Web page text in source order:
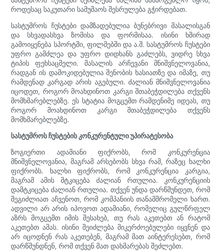
როდესაც საკუთარი სამუშაოს შესრულება გჭირდებათ.
სასტუმროს ჩუსტები დამზადებულია ბუნებრივი მასალისგან
და სხვადასხვა ზომისა და ფორმისაა. ისინი ხშირად
გამოიყენება სპორტში, ფილმებში და ა.შ. სასტუმროს ჩუსტები
უფრო გამძლეა და უფრო დიდხანს გაძლებს, ვიდრე სხვა
ტიპის ფეხსაცმელი. მასალის არჩევანი მნიშვნელოვანია,
რადგან ის დამოკიდებულია შენობის ხასიათზე და იმაზე, თუ
რამდენად კარგად არის აგებული. ძალიან მნიშვნელოვანია
იცოდეთ, როგორ მოახდინოთ კარგი შთაბეჭდილება თქვენს
მომხმარებლებზე. ეს სტატია მოგცემთ რამდენიმე იდეას, თუ
როგორ მოახდინოთ კარგი შთაბეჭდილება თქვენს
მომხმარებლებზე.
სასტუმროს ჩუსტების კონკურენტული უპირატესობა
ზოგიერთი ადამიანი ფიქრობს, რომ კონკურენცია
მნიშვნელოვანია, მაგრამ არსებობს სხვა რამ, რაზეც ხალხი
ფიქრობს. ხალხი ფიქრობს, რომ კონკურენცია კარგია,
მაგრამ ამის მტკიცება ძალიან რთულია. კონკურენციის
დამტკიცება ძალიან რთულია. თქვენ უნდა დარწმუნდეთ, რომ
შეგიძლიათ აჩვენოთ, რომ კომპანიის თანამშრომელი ხართ.
ადვილი არ არის იპოვოთ ადამიანი, რომელიც გულწრფელ
აზრს მოგცემთ იმის შესახებ, თუ რას აკეთებთ ან რატომ
აკეთებთ ამას. ისინი შეიძლება მიკერძოებულები იყვნენ და
არ იცოდნენ რას აკეთებენ, მაგრამ მათ აინტერესებთ, რომ
დარწმუნდნენ, რომ თქვენ მათ დახმარებას შეძლებთ.